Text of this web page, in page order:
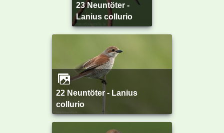
23 Neuntöter -
Lanius collurio
22 Neuntöter - Lanius
collurio